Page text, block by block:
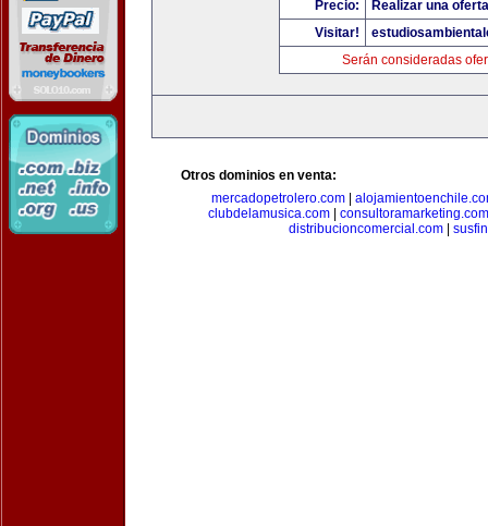
Precio:
Realizar una
Visitar!
Serán consideradas
Otros dominios en venta:
mercadopetrolero.com|
clubdelamusica.com
consultoramarketing.com
distribucioncomercial.com